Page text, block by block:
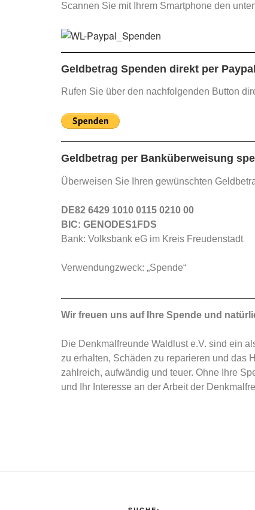
Scannen Sie mit Ihrem Smartphone den
Geldbetrag Spenden direkt per
Rufen Sie über den nachfolgenden Button
Geldbetrag per Banküberweisung
Überweisen Sie Ihren gewünschten
DE82 6429 1010 0115 0210 00
BIC: GENODES1FDS
Bank: Volksbank eG im Kreis Freudenstadt
Verwendungzweck: „Spende“
Wir freuen uns auf Ihre Spende und
Die Denkmalfreunde Waldlust e.V. sind ein
zu erhalten, Schäden zu reparieren und das
zahlreich, aufwändig und teuer. Ohne Ihre
und Ihr Interesse an der Arbeit der